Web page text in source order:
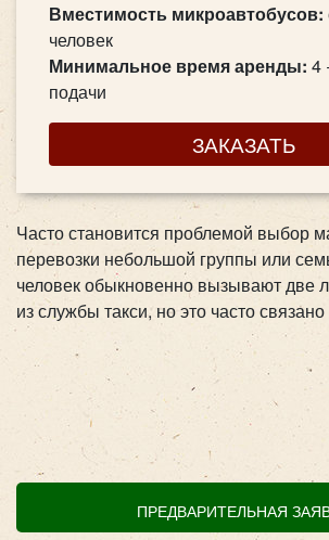
ПРЕДВАРИТЕЛЬНАЯ
Вместимость микроавтобусов:
человек
Минимальное время аренды: 4
подачи
ЗАКАЗАТЬ
Часто становится проблемой выбор
перевозки небольшой группы или
человек обыкновенно вызывают две
из службы такси, но это часто
неудобствами, так как прибыть
могут в разное время.
Заказ
намного удобней, ведь отставания
Mercedes Sprinter 907